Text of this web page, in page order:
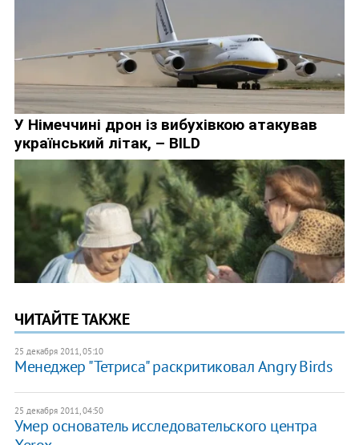
ЧИТАЙТЕ ТАКЖЕ
25 декабря 2011, 05:10
Менеджер "Тетриса" раскритиковал Angry Birds
25 декабря 2011, 04:50
Умер основатель исследовательского центра